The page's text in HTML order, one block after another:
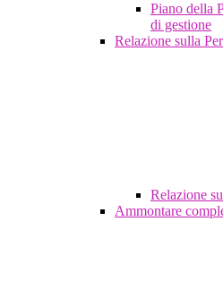
Piano della
di gestione
Relazione sulla
Relazione
Ammontare